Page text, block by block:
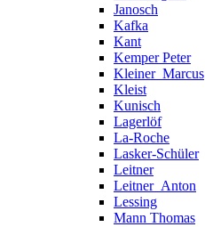
Janosch
Kafka
Kant
Kemper Peter
Kleiner_Marcus
Kleist
Kunisch
Lagerlöf
La-Roche
Lasker-Schüler
Leitner
Leitner_Anton
Lessing
Mann Thomas